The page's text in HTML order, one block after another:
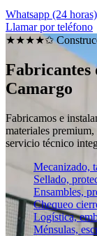
Whatsapp (24 horas)
Llamar por teléfono
★★★★✩
Fabricantes
Camargo
Fabricamos e
materiales
servicio técnico
Mecanizado,
Sellado,
Ensambles,
Chequeo
Logística,
Ménsulas,